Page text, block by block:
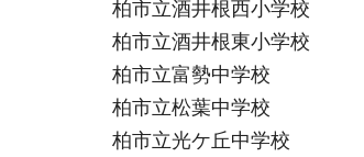
柏市立酒井根西小学校
柏市立酒井根東小学校
柏市立富勢中学校
柏市立松葉中学校
柏市立光ケ丘中学校